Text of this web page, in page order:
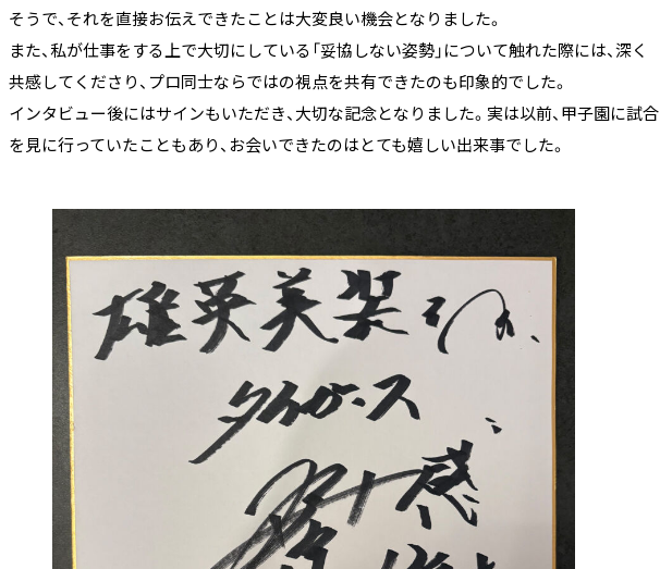
そうで、それを直接お伝えできたことは大変良い機会となりました。
また、私が仕事をする上で大切にしている「妥協しない姿勢」について触れた際には、深く
共感してくださり、プロ同士ならではの視点を共有できたのも印象的でした。
インタビュー後にはサインもいただき、大切な記念となりました。実は以前、甲子園に試合
を見に行っていたこともあり、お会いできたのはとても嬉しい出来事でした。